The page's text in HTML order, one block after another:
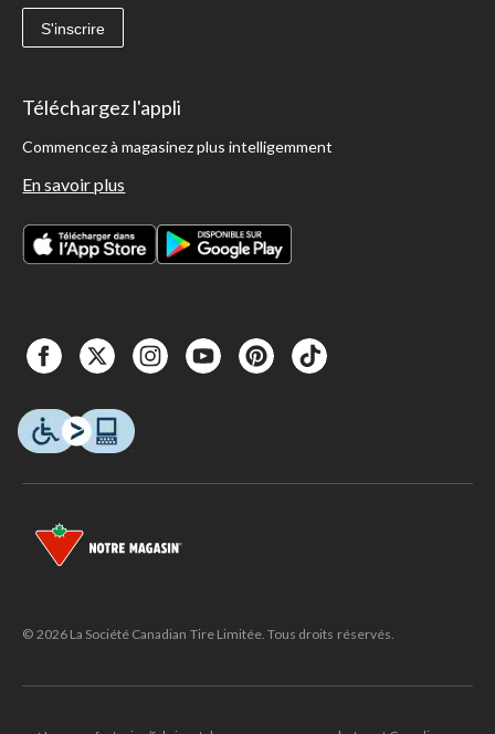
S'inscrire
Téléchargez l'appli
Commencez à magasinez plus intelligemment
En savoir plus
© 2026 La Société Canadian Tire Limitée. Tous droits réservés.